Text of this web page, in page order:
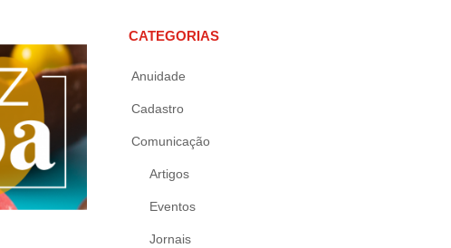
CATEGORIAS
Anuidade
Cadastro
Comunicação
Artigos
Eventos
Jornais